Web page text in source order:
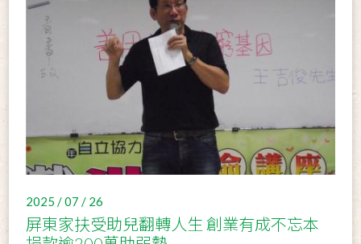
2025 / 07 / 26
屏東家扶受助兒翻轉人生 創業有成不忘本